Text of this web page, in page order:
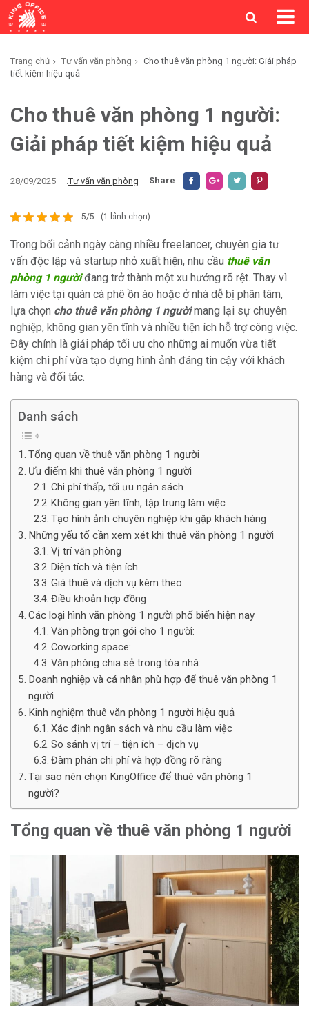
Trang chủ Tư vấn văn phòng
Cho thuê văn phòng 1 người: Giải pháp
tiết kiệm hiệu quả
Cho thuê văn phòng 1 người:
Giải pháp tiết kiệm hiệu quả
28/09/2025 .Tư vấn văn phòng Share:
5/5 - (1 bình chọn)
Trong bối cảnh ngày càng nhiều freelancer, chuyên gia tư
vấn độc lập và startup nhỏ xuất hiện, nhu cầu thuê văn
phòng 1 ngườiđang trở thành một xu hướng rõ rệt. Thay vì
làm việc tại quán cà phê ồn ào hoặc ở nhà dễ bị phân tâm,
lựa chọn cho thuê văn phòng 1 ngườimang lại sự chuyên
nghiệp, không gian yên tĩnh và nhiều tiện ích hỗ trợ công việc.
Đây chính là giải pháp tối ưu cho những ai muốn vừa tiết
kiệm chi phí vừa tạo dựng hình ảnh đáng tin cậy với khách
hàng và đối tác.
Danh sách
Tổng quan về thuê văn phòng 1 người
Ưu điểm khi thuê văn phòng 1 người
Chi phí thấp, tối ưu ngân sách
Không gian yên tĩnh, tập trung làm việc
Tạo hình ảnh chuyên nghiệp khi gặp khách hàng
Những yếu tố cần xem xét khi thuê văn phòng 1 người
Vị trí văn phòng
Diện tích và tiện ích
Giá thuê và dịch vụ kèm theo
Điều khoản hợp đồng
Các loại hình văn phòng 1 người phổ biến hiện nay
Văn phòng trọn gói cho 1 người:
Coworking space:
Văn phòng chia sẻ trong tòa nhà:
Doanh nghiệp và cá nhân phù hợp để thuê văn phòng 1
người
Kinh nghiệm thuê văn phòng 1 người hiệu quả
Xác định ngân sách và nhu cầu làm việc
So sánh vị trí – tiện ích – dịch vụ
Đàm phán chi phí và hợp đồng rõ ràng
Tại sao nên chọn KingOffice để thuê văn phòng 1
người?
Tổng quan về thuê văn phòng 1 người